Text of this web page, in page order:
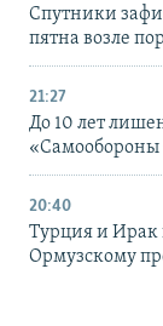
Спутники
пятна возле
21:27
До 10 лет
«Самообороны
20:40
Турция и Ирак
Ормузскому